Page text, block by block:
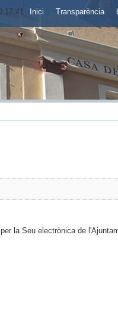
Inici Transparència
la Seu electrònica de